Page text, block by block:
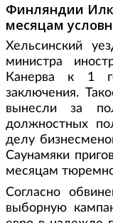
Финляндии
месяцам
Хельсинский
министра
Канерва к 1
заключения.
вынесли за
должностных
делу
Саунамяки
месяцам
Согласно
выборную